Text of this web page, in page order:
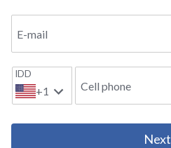
E-mail
IDD
+1 Cell phone
Next